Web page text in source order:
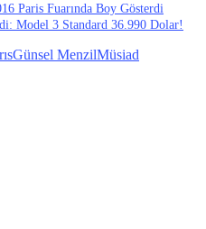
Paris Fuarında Boy Gösterdi
Model 3 Standard 36.990 Dolar!
Günsel MenzilMüsiad